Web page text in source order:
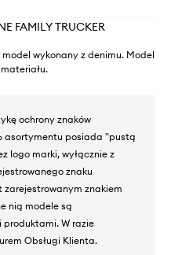
FAMILY TRUCKER
wykonany z denimu. Model
ochrony znaków
asortymentu posiada "pustą
logo marki, wyłącznie z
znaku
zarejestrowanym znakiem
nią modele są
produktami. W razie
Obsługi Klienta.